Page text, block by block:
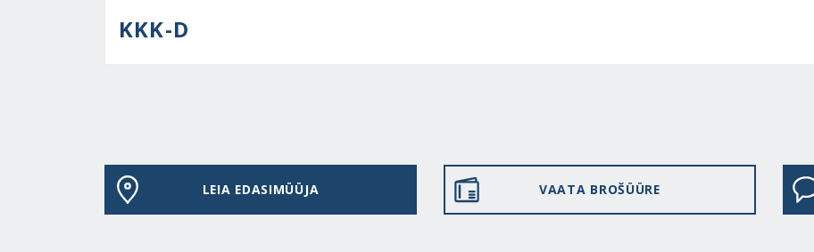
KKK-D
LEIA EDASIMÜÜJA VAATA BROŠÜÜRE